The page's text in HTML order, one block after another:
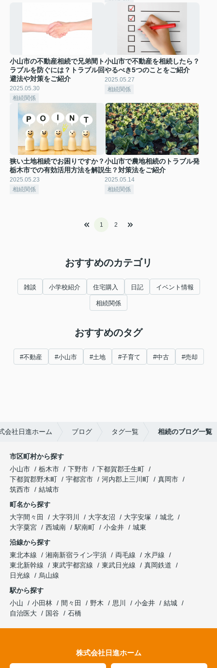
小山市の不動産相続で兄弟間ト
ラブルを防ぐには？トラブル回
避法や対策をご紹介
2025.05.30
相続関係
小山市で不動産を相続したら？
やるべき5つのことをご紹介
2025.05.27
相続関係
狭い土地相続でお困りですか？
栃木市での有効活用方法を解説
2025.05.23
相続関係
小山市で農地相続のトラブル発
生？対策法をご紹介
2025.05.14
相続関係
1 2
おすすめのカテゴリ
雑談 小学校紹介 住宅購入 日記 イベント情報
相続関係
おすすめのタグ
#不動産 #小山市 #土地 #子育て #中古 #売却
会社日進ホーム ブログ タグ一覧 相続のブログ一覧
市区町村から探す
小山市
栃木市 下野市
下都賀郡壬生町
下都賀郡野木町
宇都宮市 河内郡上三川町
真岡市
筑西市
結城市
町名から探す
大字間々田
大字羽川 大字友沼 大字安塚
城北
大字粟宮
西城南 駅南町 小金井
城東
沿線から探す
東北本線
湘南新宿ライン宇須 両毛線
水戸線
東北新幹線
東武宇都宮線 東武日光線
真岡鉄道
日光線
烏山線
駅から探す
小山
小田林 間々田 野木 思川 小金井
結城
自治医大
国谷 石橋
株式会社日進ホーム